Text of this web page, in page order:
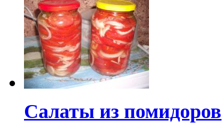
Салаты из помидоров